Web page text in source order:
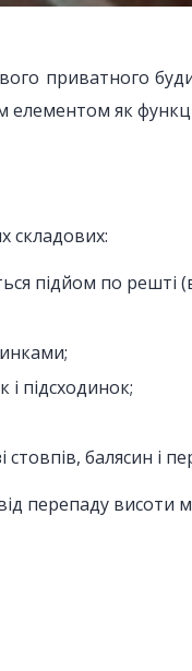
приватного
як
складових:
підйом по решті
і підсходинок;
балясин і
перепаду висоти